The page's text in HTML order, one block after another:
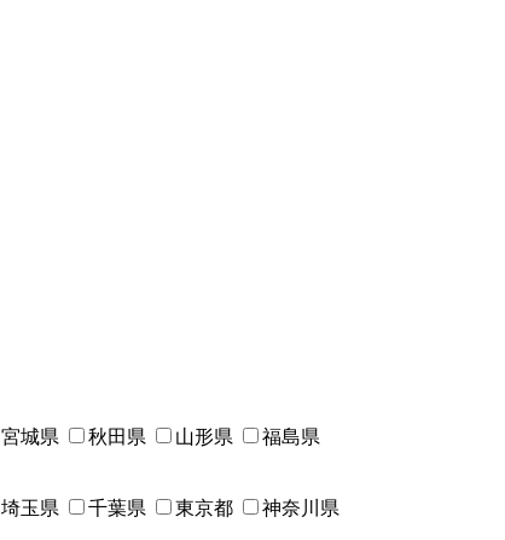
宮城県 秋田県 山形県 福島県
埼玉県 千葉県 東京都 神奈川県